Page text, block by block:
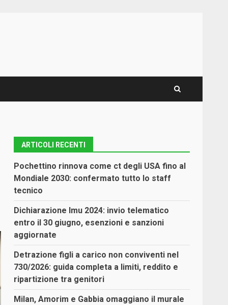
ARTICOLI RECENTI
Pochettino rinnova come ct degli USA fino al
Mondiale 2030: confermato tutto lo staff
tecnico
Dichiarazione Imu 2024: invio telematico
entro il 30 giugno, esenzioni e sanzioni
aggiornate
Detrazione figli a carico non conviventi nel
730/2026: guida completa a limiti, reddito e
ripartizione tra genitori
Milan, Amorim e Gabbia omaggiano il murale